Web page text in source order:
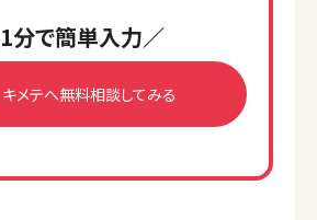
分で簡単入力／
キメテへ無料相談してみる